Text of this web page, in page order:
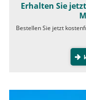
Erhalten Sie
Bestellen Sie jetzt